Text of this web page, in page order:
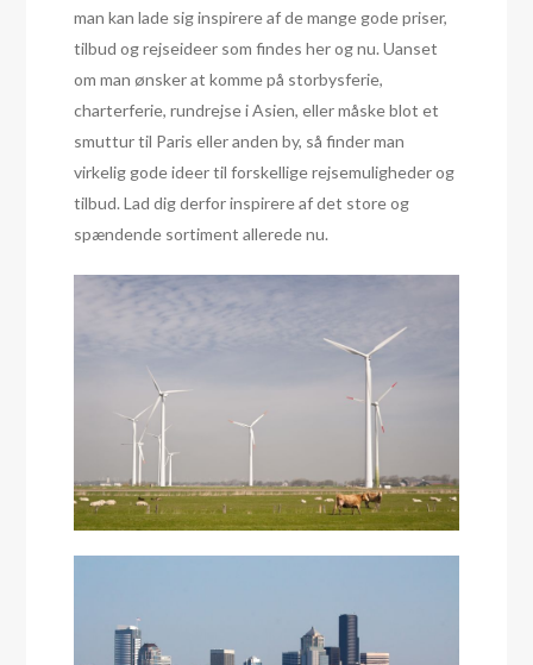
man kan lade sig inspirere af de mange gode priser,
tilbud og rejseideer som findes her og nu. Uanset
om man ønsker at komme på storbysferie,
charterferie, rundrejse i Asien, eller måske blot et
smuttur til Paris eller anden by, så finder man
virkelig gode ideer til forskellige rejsemuligheder og
tilbud. Lad dig derfor inspirere af det store og
spændende sortiment allerede nu.